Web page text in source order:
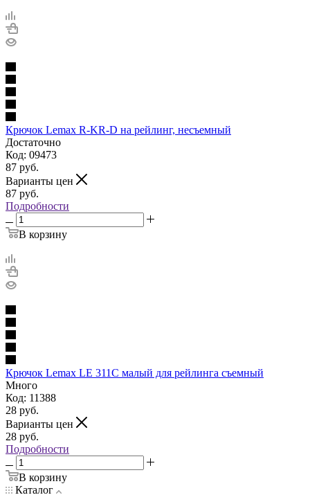
Крючок Lemax R-KR-D на рейлинг, несъемный
Достаточно
Код: 09473
87 руб.
Варианты цен
87 руб.
Подробности
В корзину
Крючок Lemax LE 311C малый для рейлинга съемный
Много
Код: 11388
28 руб.
Варианты цен
28 руб.
Подробности
В корзину
Каталог